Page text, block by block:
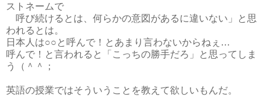
ストネームで
呼び続けるとは、何らかの意図があるに違いない」と思
われるとは。
日本人は○○と呼んで！とあまり言わないからねぇ…
呼んで！と言われると「こっちの勝手だろ」と思ってしま
う（＾＾；
英語の授業ではそういうことを教えて欲しいもんだ。